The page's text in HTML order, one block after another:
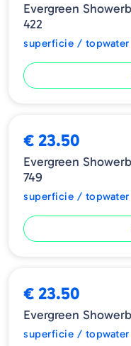
Evergreen Showerblows - Secret Ghost Chart
422
superficie / topwater
€ 23.50
Evergreen
749
superficie / topwater
€ 23.50
Evergreen
superficie / topwater